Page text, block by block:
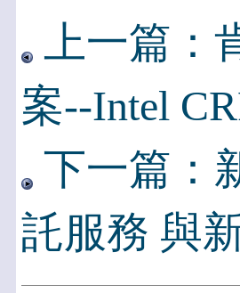
上一篇：
案--Intel
下一篇：
託服務 與